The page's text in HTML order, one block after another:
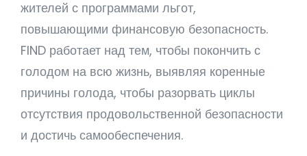
жителей с программами льгот,
повышающими финансовую безопасность.
FIND работает над тем, чтобы покончить с
голодом на всю жизнь, выявляя коренные
причины голода, чтобы разорвать циклы
отсутствия продовольственной безопасности
и достичь самообеспечения.